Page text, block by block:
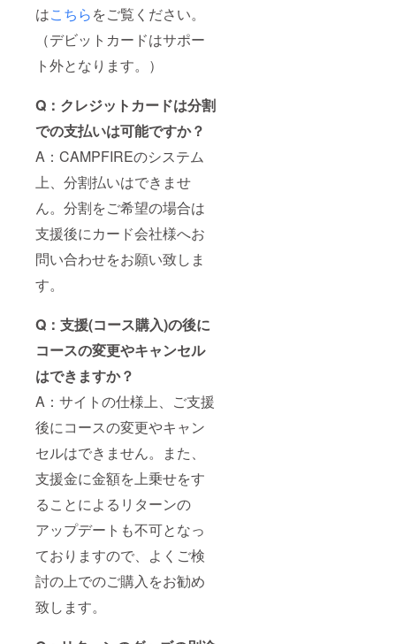
はこちらをご覧ください。
（デビットカードはサポー
ト外となります。）
Q：クレジットカードは分割
での支払いは可能ですか？
A：CAMPFIREのシステム
上、分割払いはできませ
ん。分割をご希望の場合は
支援後にカード会社様へお
問い合わせをお願い致しま
す。
Q：支援(コース購入)の後に
コースの変更やキャンセル
はできますか？
A：サイトの仕様上、ご支援
後にコースの変更やキャン
セルはできません。また、
支援金に金額を上乗せをす
ることによるリターンの
アップデートも不可となっ
ておりますので、よくご検
討の上でのご購入をお勧め
致します。